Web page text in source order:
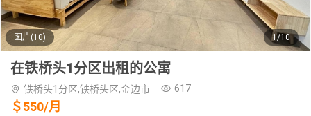
图片(10) 1/10
在铁桥头1分区出租的公寓
铁桥头1分区,铁桥头区,金边市 617
＄550/月